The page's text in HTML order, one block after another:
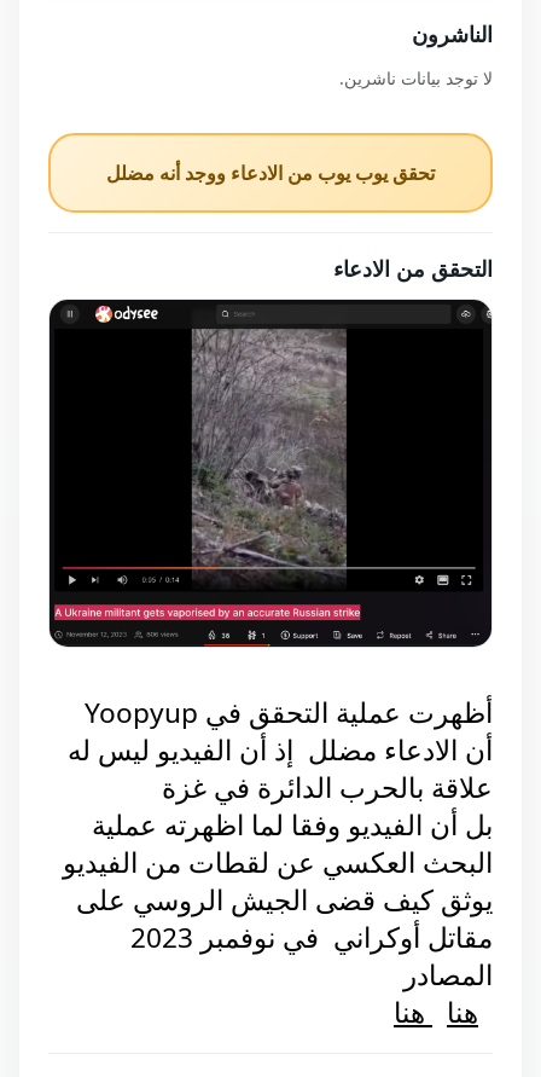
الناشرون
لا توجد بيانات ناشرين.
تحقق يوب يوب من الادعاء ووجد أنه مضلل
التحقق من الادعاء
علاقة بالحرب الدائرة في غزة
مقاتل أوكراني  في نوفمبر 2023
المصادر
هنا
هنا